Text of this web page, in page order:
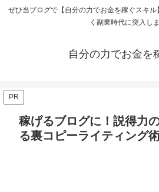
ぜひ当ブログで【自分の力でお金を稼ぐスキ
く副業時代に突入しま
自分の力でお金を
PR
稼げるブログに！説得力
る裏コピーライティング